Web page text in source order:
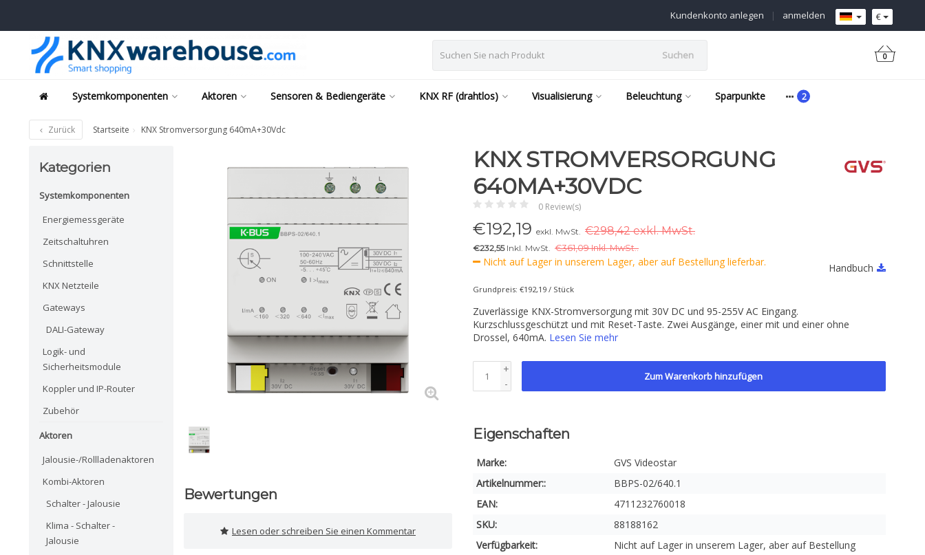
€
anmelden
|
Kundenkonto anlegen
Suchen 0
Systemkomponenten Aktoren Sensoren & Bediengeräte KNX RF (drahtlos) Visualisierung Beleuchtung Sparpunkte
Zurück Startseite KNX Stromversorgung 640mA+30Vdc
Kategorien
Systemkomponenten
Energiemessgeräte
Zeitschaltuhren
Schnittstelle
KNX Netzteile
Gateways
DALI-Gateway
Logik- und
Sicherheitsmodule
Koppler und IP-Router
Zubehör
Aktoren
Jalousie-/Rollladenaktoren
Kombi-Aktoren
Schalter - Jalousie
Klima - Schalter -
Jalousie
Bewertungen
Lesen oder schreiben Sie einen Kommentar
KNX STROMVERSORGUNG
640MA+30VDC
0 Review(s)
€192,19 exkl. MwSt. €298,42 exkl. MwSt.
€232,55Inkl. MwSt. €361,09 Inkl. MwSt..
Nicht auf Lager in unserem Lager, aber auf Bestellung lieferbar. Handbuch
Grundpreis: €192,19 / Stück
Zuverlässige KNX-Stromversorgung mit 30V DC und 95-255V AC Eingang.
Kurzschlussgeschützt und mit Reset-Taste. Zwei Ausgänge, einer mit und einer ohne
Drossel, 640mA. Lesen Sie mehr
+
-
Zum Warenkorb hinzufügen
Eigenschaften
Marke:
GVS Videostar
Artikelnummer::
BBPS-02/640.1
EAN:
4711232760018
SKU:
88188162
Verfügbarkeit:
Nicht auf Lager in unserem Lager, aber auf Bestellung